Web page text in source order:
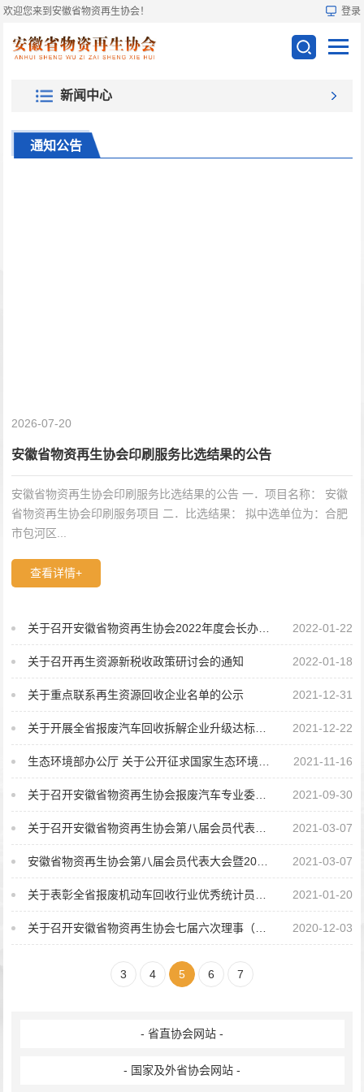
欢迎您来到安徽省物资再生协会！ 登录
新闻中心
通知公告
2026-07-20
安徽省物资再生协会印刷服务比选结果的公告
安徽省物资再生协会印刷服务比选结果的公告 一．项目名称： 安徽
省物资再生协会印刷服务项目 二．比选结果： 拟中选单位为：合肥
市包河区...
查看详情+
关于召开安徽省物资再生协会2022年度会长办公会的通知 2022-01-22
关于召开再生资源新税收政策研讨会的通知 2022-01-18
关于重点联系再生资源回收企业名单的公示 2021-12-31
关于开展全省报废汽车回收拆解企业升级达标情况调研工作的通知 2021-12-22
生态环境部办公厅 关于公开征求国家生态环境标准《报废机动车拆解污染控制技术规范（征... 2021-11-16
关于召开安徽省物资再生协会报废汽车专业委员会达标升级工作会议的通知 2021-09-30
关于召开安徽省物资再生协会第八届会员代表大会暨2021年度全省再生资源行业会议的通知... 2021-03-07
安徽省物资再生协会第八届会员代表大会暨2021年度全省再生资源行业会议将于下旬召开 2021-03-07
关于表彰全省报废机动车回收行业优秀统计员的决定 2021-01-20
关于召开安徽省物资再生协会七届六次理事（扩大）会议的通知 2020-12-03
3 4 5 6 7
- 省直协会网站 -
- 国家及外省协会网站 -